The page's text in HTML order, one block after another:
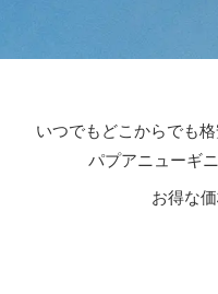
いつでもどこからでも
パプアニューギ
お得な